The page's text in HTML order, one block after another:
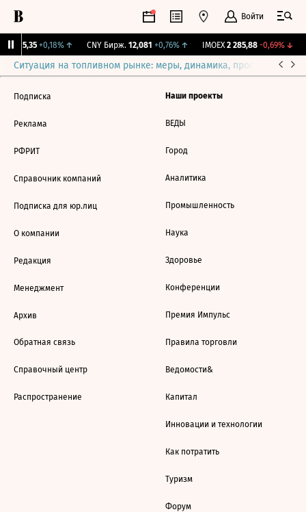
Войти
115,35 +0,18%↑ CNY Бирж. 12,081 +0,76%↑ IMOEX 2 285,88 -0,69%↓
Ситуация на топливном рынке: меры, динамика, прогнозы
Подписка
Реклама
РФРИТ
Справочник компаний
Подписка для юр.лиц
О компании
Редакция
Менеджмент
Архив
Обратная связь
Справочный центр
Распространение
Наши проекты
ВЕДЫ
Город
Аналитика
Промышленность
Наука
Здоровье
Конференции
Премия Импульс
Правила торговли
Ведомости&
Капитал
Инновации и технологии
Как потратить
Туризм
Форум